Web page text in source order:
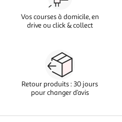
Vos courses à domicile, en
drive ou click & collect
Retour produits : 30 jours
pour changer d’avis